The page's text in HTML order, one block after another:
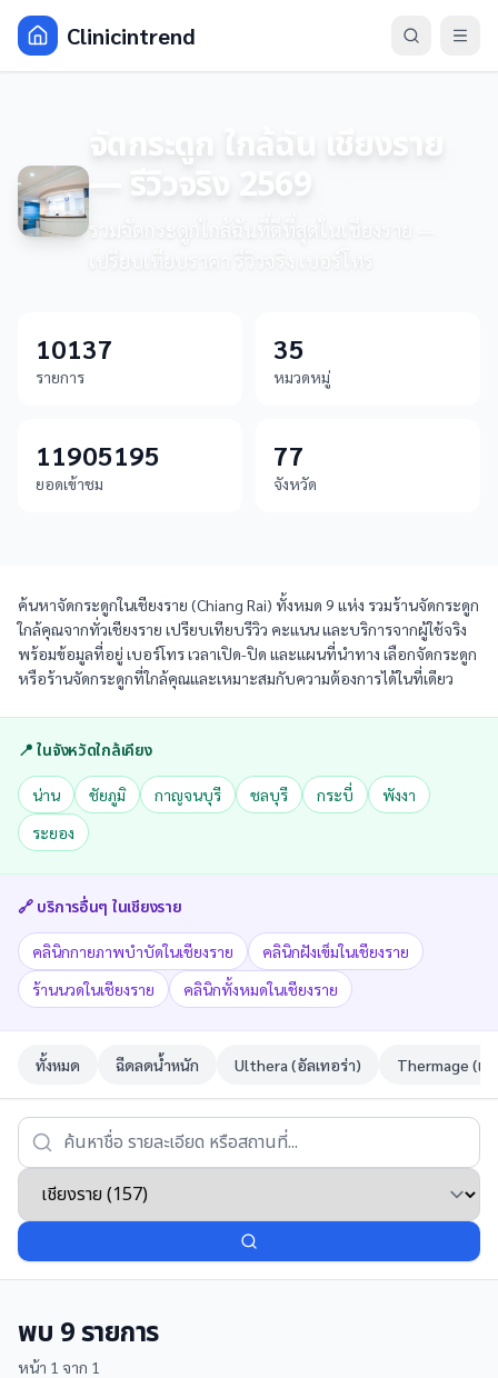
Clinicintrend
จัดกระดูก ใกล้ฉัน เชียงราย
— รีวิวจริง 2569
รวมจัดกระดูกใกล้ฉันที่ดีที่สุดในเชียงราย —
เปรียบเทียบราคา รีวิวจริง เบอร์โทร
10137
รายการ
35
หมวดหมู่
11905195
ยอดเข้าชม
77
จังหวัด
ค้นหาจัดกระดูกในเชียงราย (Chiang Rai) ทั้งหมด 9 แห่ง รวมร้านจัดกระดูก
ใกล้คุณจากทั่วเชียงราย เปรียบเทียบรีวิว คะแนน และบริการจากผู้ใช้จริง
พร้อมข้อมูลที่อยู่ เบอร์โทร เวลาเปิด-ปิด และแผนที่นำทาง เลือกจัดกระดูก
หรือร้านจัดกระดูกที่ใกล้คุณและเหมาะสมกับความต้องการได้ในที่เดียว
📍 ในจังหวัดใกล้เคียง
น่าน ชัยภูมิ กาญจนบุรี ชลบุรี กระบี่
พังงา
ระยอง
🔗 บริการอื่นๆ ในเชียงราย
คลินิกกายภาพบำบัดในเชียงราย
คลินิกฝังเข็มในเชียงราย
ร้านนวดในเชียงราย
คลินิกทั้งหมดในเชียงราย
ทั้งหมด ฉีดลดน้ำหนัก Ulthera (อัลเทอร่า) Thermage (เท
พบ 9รายการ
หน้า 1 จาก 1